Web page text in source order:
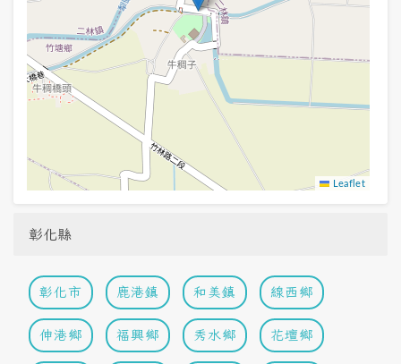
Leaflet
彰化縣
彰化市 鹿港鎮 和美鎮 線西鄉
伸港鄉 福興鄉 秀水鄉 花壇鄉